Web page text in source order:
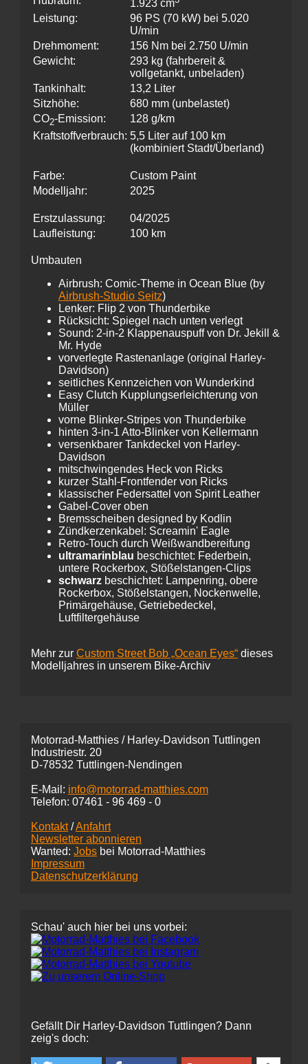
1.923 cm
Leistung:
96 PS (70 kW) bei 5.020
U/min
Drehmoment:
156 Nm bei 2.750 U/min
Gewicht:
293 kg (fahrbereit &
vollgetankt, unbeladen)
Tankinhalt:
13,2 Liter
Sitzhöhe:
680 mm (unbelastet)
CO2-Emission:
128 g/km
Kraftstoffverbrauch: 5,5 Liter auf 100 km
(kombiniert Stadt/Überland)
Farbe:
Custom Paint
Modelljahr:
2025
Erstzulassung:
04/2025
Laufleistung:
100 km
Umbauten
Airbrush: Comic-Theme in Ocean Blue (by
Airbrush-Studio Seitz)
Lenker: Flip 2 von Thunderbike
Rücksicht: Spiegel nach unten verlegt
Sound: 2-in-2 Klappenauspuff von Dr. Jekill &
Mr. Hyde
vorverlegte Rastenanlage (original Harley-
Davidson)
seitliches Kennzeichen von Wunderkind
Easy Clutch Kupplungserleichterung von
Müller
vorne Blinker-Stripes von Thunderbike
hinten 3-in-1 Atto-Blinker von Kellermann
versenkbarer Tankdeckel von Harley-
Davidson
mitschwingendes Heck von Ricks
kurzer Stahl-Frontfender von Ricks
klassischer Federsattel von Spirit Leather
Gabel-Cover oben
Bremsscheiben designed by Kodlin
Zündkerzenkabel: Screamin' Eagle
Retro-Touch durch Weißwandbereifung
ultramarinblau beschichtet: Federbein,
untere Rockerbox, Stößelstangen-Clips
schwarz beschichtet: Lampenring, obere
Rockerbox, Stößelstangen, Nockenwelle,
Primärgehäuse, Getriebedeckel,
Luftfiltergehäuse
Mehr zur Custom Street Bob „Ocean Eyes“ dieses
Modelljahres in unserem Bike-Archiv
Motorrad-Matthies / Harley-Davidson Tuttlingen
Industriestr. 20
D-78532 Tuttlingen-Nendingen
E-Mail: info@motorrad-matthies.com
Telefon: 07461 - 96 469 - 0
Kontakt/Anfahrt
Newsletter abonnieren
Wanted: Jobs bei Motorrad-Matthies
Impressum
Datenschutzerklärung
Schau' auch hier bei uns vorbei:
Gefällt Dir Harley-Davidson Tuttlingen? Dann
zeig's doch: